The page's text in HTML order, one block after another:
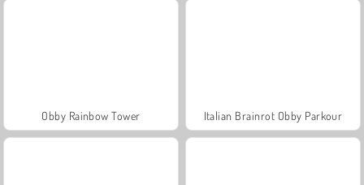
Obby Rainbow Tower Italian Brainrot Obby Parkour